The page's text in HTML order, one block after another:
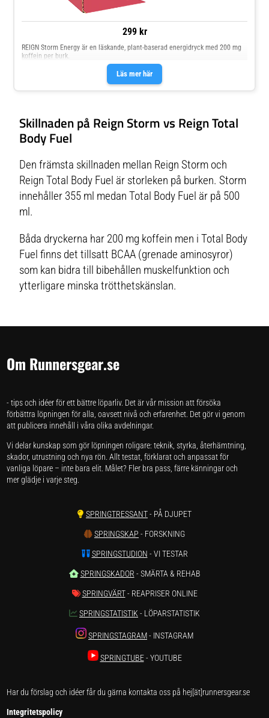
299 kr
Läs mer här
REIGN Storm Energy är en läskande, plant-baserad energidryck med 200 mg
koffein per burk.
Skillnaden på Reign Storm vs Reign Total
Body Fuel
Den främsta skillnaden mellan Reign Storm och
Reign Total Body Fuel är storleken på burken. Storm
innehåller 355 ml medan Total Body Fuel är på 500
ml.
Båda dryckerna har 200 mg koffein men i Total Body
Fuel finns det tillsatt BCAA (grenade aminosyror)
som kan bidra till bibehållen muskelfunktion och
ytterligare minska trötthetskänslan.
Om Runnersgear.se
- tips och idéer för ett bättre löparliv. Det är vår mission att försöka
förbättra löpningen för alla, oavsett nivå och erfarenhet. Det gör vi genom
att publicera innehåll i våra olika avdelningar.
Vi delar kunskap som gör löpningen roligare: teknik, styrka, återhämtning,
skador, utrustning och nya rön. Allt testat, förklarat och anpassat för
vanliga löpare – inte bara elit. Målet? Fler bra pass, färre känningar och
mer glädje i varje steg.
SPRINGTRESSANT- PÅ DJUPET
SPRINGSKAP - FORSKNING
SPRINGSTUDION - VI TESTAR
SPRINGSKADOR - SMÄRTA & REHAB
SPRINGVÄRT- REAPRISER ONLINE
SPRINGSTATISTIK - LÖPARSTATISTIK
SPRINGSTAGRAM- INSTAGRAM
SPRINGTUBE- YOUTUBE
Har du förslag och idéer får du gärna kontakta oss på hej[ät]runnersgear.se
Integritetspolicy